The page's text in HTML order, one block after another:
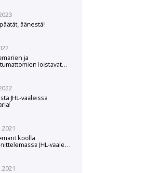
äänestä!
ja
loistavat
JHL-vaaleissa
koolla
JHL-vaaleja